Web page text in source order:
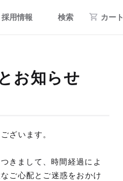
採用情報 検索 カート
お知らせ
ざいます。
きまして、時間経過によ
ご心配とご迷惑をおかけ